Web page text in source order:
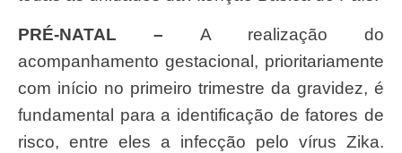
PRÉ-NATAL – A realização do
acompanhamento gestacional, prioritariamente
com início no primeiro trimestre da gravidez, é
fundamental para a identificação de fatores de
risco, entre eles a infecção pelo vírus Zika.